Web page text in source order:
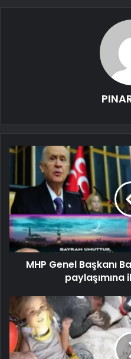
MHP Genel Başkanı
paylaşımına